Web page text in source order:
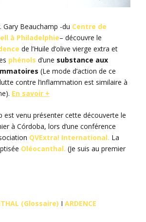
Gary Beauchamp -du Centre de
à Philadelphie– découvre le
de l’Huile d’olive vierge extra et
phénols d’une substance aux
(Le mode d’action de ce
contre l’inflammation est similaire à
En savoir +
est venu présenter cette découverte le
à Córdoba, lors d’une conférence
QVExtra! International. La
Oléocanthal. (Je suis au premier
(Glossaire) I ARDENCE